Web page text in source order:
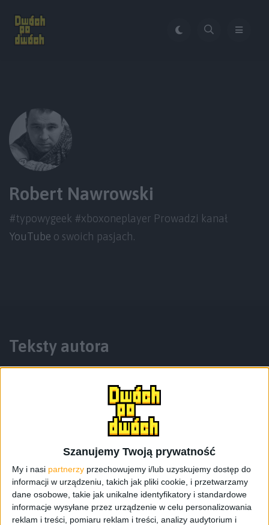
Szanujemy Twoją prywatność
My i nasi partnerzy przechowujemy i/lub uzyskujemy dostęp do
informacji w urządzeniu, takich jak pliki cookie, i przetwarzamy
dane osobowe, takie jak unikalne identyfikatory i standardowe
informacje wysyłane przez urządzenie w celu personalizowania
reklam i treści, pomiaru reklam i treści, analizy audytorium i
Robert Nawrowski
#typowygeek #xboxoneplayer Prowadzi kanał
YouTube o swoich pasjach.
Teksty autora
Smartfony Tech